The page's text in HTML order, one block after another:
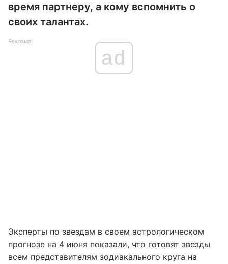
время партнеру, а кому вспомнить о
своих талантах.
Реклама
ad
Эксперты по звездам в своем астрологическом
прогнозе на 4 июня показали, что готовят звезды
всем представителям зодиакального круга на